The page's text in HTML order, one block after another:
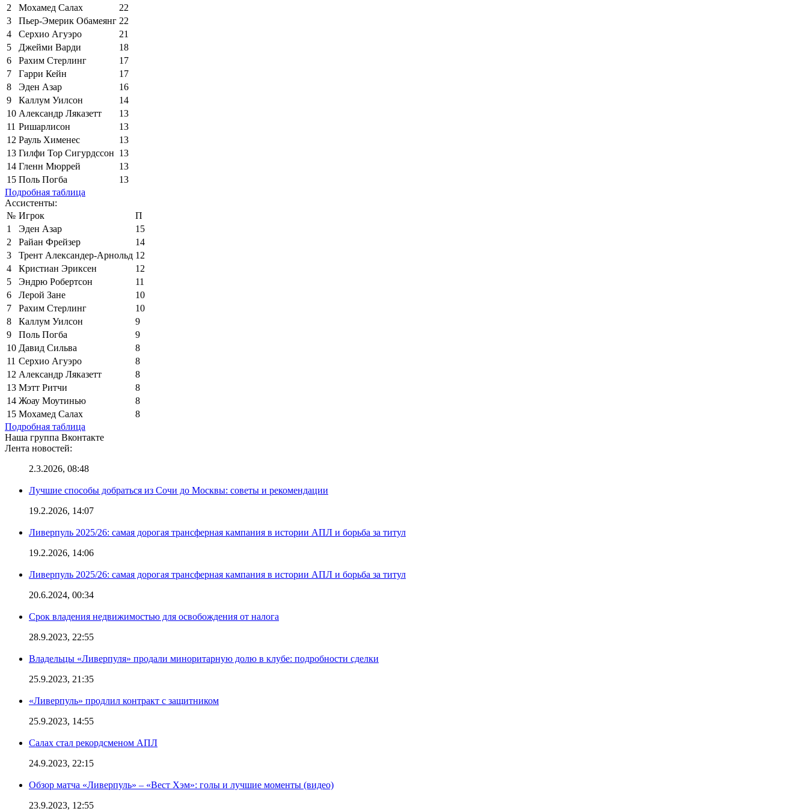
2
Мохамед Салах
22
3
Пьер-Эмерик Обамеянг 22
4
Серхио Агуэро
21
5
Джейми Варди
18
6
Рахим Стерлинг
17
7
Гарри Кейн
17
8
Эден Азар
16
9
Каллум Уилсон
14
10 Александр Ляказетт
13
11 Ришарлисон
13
12 Рауль Хименес
13
13 Гилфи Тор Сигурдссон 13
14 Гленн Мюррей
13
15 Поль Погба
13
Подробная таблица
Ассистенты:
№ Игрок
П
1
Эден Азар
15
2
Райан Фрейзер
14
3
Трент Александер-Арнольд 12
4
Кристиан Эриксен
12
5
Эндрю Робертсон
11
6
Лерой Зане
10
7
Рахим Стерлинг
10
8
Каллум Уилсон
9
9
Поль Погба
9
10 Давид Сильва
8
11 Серхио Агуэро
8
12 Александр Ляказетт
8
13 Мэтт Ритчи
8
14 Жоау Моутинью
8
15 Мохамед Салах
8
Подробная таблица
Наша группа Вконтакте
Лента новостей:
2.3.2026, 08:48
Лучшие способы добраться из Сочи до Москвы: советы и рекомендации
19.2.2026, 14:07
Ливерпуль 2025/26: самая дорогая трансферная кампания в истории АПЛ и борьба за титул
19.2.2026, 14:06
Ливерпуль 2025/26: самая дорогая трансферная кампания в истории АПЛ и борьба за титул
20.6.2024, 00:34
Срок владения недвижимостью для освобождения от налога
28.9.2023, 22:55
Владельцы «Ливерпуля» продали миноритарную долю в клубе: подробности сделки
25.9.2023, 21:35
«Ливерпуль» продлил контракт с защитником
25.9.2023, 14:55
Салах стал рекордсменом АПЛ
24.9.2023, 22:15
Обзор матча «Ливерпуль» – «Вест Хэм»: голы и лучшие моменты (видео)
23.9.2023, 12:55